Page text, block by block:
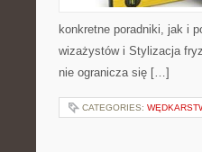
konkretne poradniki, jak i
wizażystów i Stylizacja
nie ogranicza się […]
CATEGORIES: